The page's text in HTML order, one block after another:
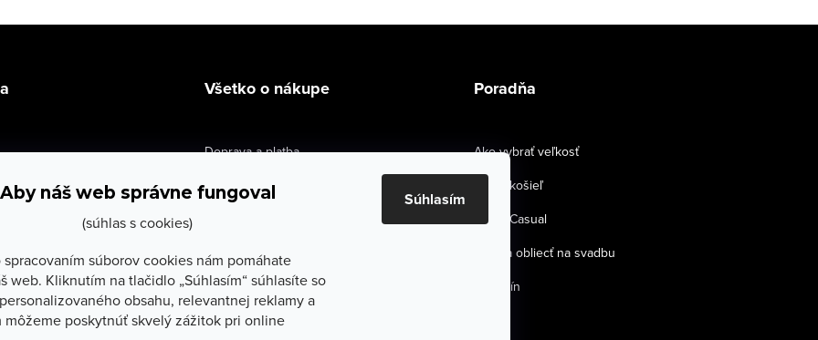
Aby náš web správne fungoval
(súhlas s cookies)
spracovaním súborov cookies nám pomáhate
web. Kliknutím na tlačidlo „Súhlasím“ súhlasíte so
obsahu, relevantnej reklamy a
môžeme poskytnúť skvelý zážitok pri online
Súhlasím
Všetko o nákupe
Doprava a platba
Výmena a vrátenie
Reklamačné podmienky
Ochrana osobných údajov
Odstúpenie od zmluvy
Poradňa
Ako vybrať veľkosť
Strihy košieľ
Smart Casual
Ako sa obliecť na svadbu
Magazín